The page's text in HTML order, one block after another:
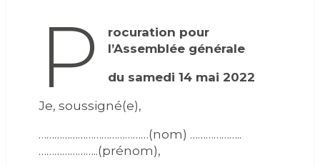
P
rocuration pour
l’Assemblée générale
du samedi 14 mai 2022
Je, soussigné(e),
……………………………………(nom) ………………..
…………………..(prénom),